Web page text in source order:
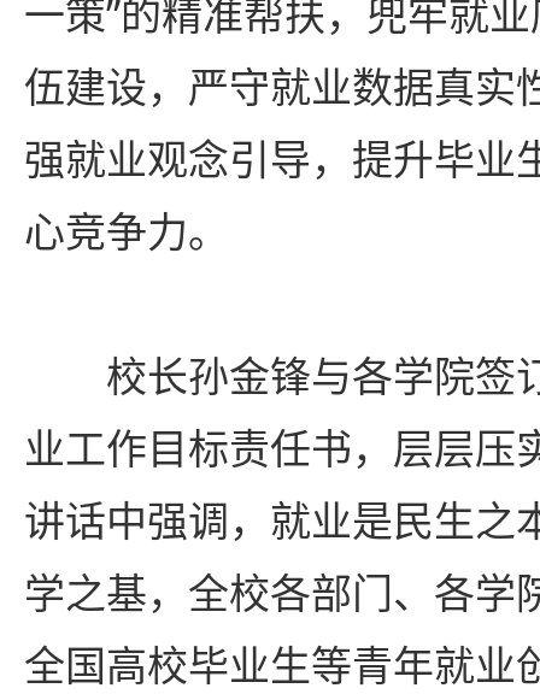
一策”的精准帮扶，兜牢就
伍建设，严守就业数据真实
强就业观念引导，提升毕业
心竞争力。
校长孙金锋与各学院签
业工作目标责任书，层层压
讲话中强调，就业是民生之
学之基，全校各部门、各学
全国高校毕业生等青年就业